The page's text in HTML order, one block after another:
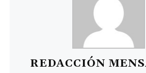
REDACCIÓN